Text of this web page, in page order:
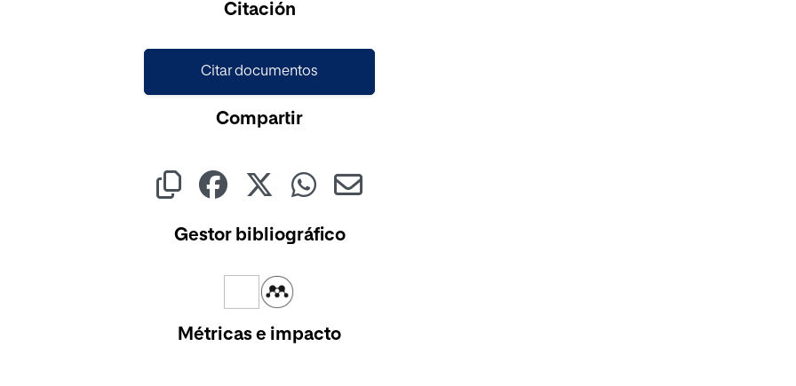
Citación
Citar documentos
Compartir
Gestor bibliográfico
Métricas e impacto